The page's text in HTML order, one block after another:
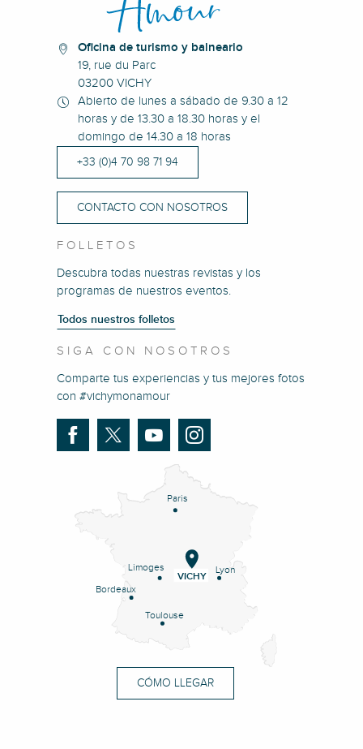
Oficina de turismo y balneario
19, rue du Parc
03200 VICHY
Abierto de lunes a sábado de 9.30 a 12
horas y de 13.30 a 18.30 horas y el
domingo de 14.30 a 18 horas
+33 (0)4 70 98 71 94
CONTACTO CON NOSOTROS
FOLLETOS
Descubra todas nuestras revistas y los
programas de nuestros eventos.
Todos nuestros folletos
SIGA CON NOSOTROS
Comparte tus experiencias y tus mejores fotos
con #vichymonamour
Paris
Lyon
Limoges
Bordeaux
Toulouse
VICHY
CÓMO LLEGAR